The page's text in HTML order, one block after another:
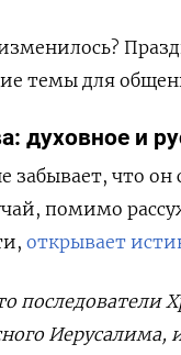
темы для
духовное и
забывает, что
помимо
открывает
последователи
Иерусалима,